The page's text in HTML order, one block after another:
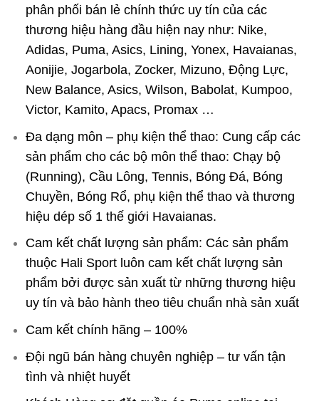
phân phối bán lẻ chính thức uy tín của các
thương hiệu hàng đầu hiện nay như: Nike,
Adidas, Puma, Asics, Lining, Yonex, Havaianas,
Aonijie, Jogarbola, Zocker, Mizuno, Động Lực,
New Balance, Asics, Wilson, Babolat, Kumpoo,
Victor, Kamito, Apacs, Promax …
Đa dạng môn – phụ kiện thể thao: Cung cấp các
sản phẩm cho các bộ môn thể thao: Chạy bộ
(Running), Cầu Lông, Tennis, Bóng Đá, Bóng
Chuyền, Bóng Rổ, phụ kiện thể thao và thương
hiệu dép số 1 thế giới Havaianas.
Cam kết chất lượng sản phẩm: Các sản phẩm
thuộc Hali Sport luôn cam kết chất lượng sản
phẩm bởi được sản xuất từ những thương hiệu
uy tín và bảo hành theo tiêu chuẩn nhà sản xuất
Cam kết chính hãng – 100%
Đội ngũ bán hàng chuyên nghiệp – tư vấn tận
tình và nhiệt huyết